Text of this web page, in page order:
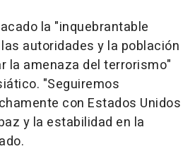
la "inquebrantable
autoridades y la población
la amenaza del terrorismo"
"Seguiremos
con Estados Unidos
y la estabilidad en la